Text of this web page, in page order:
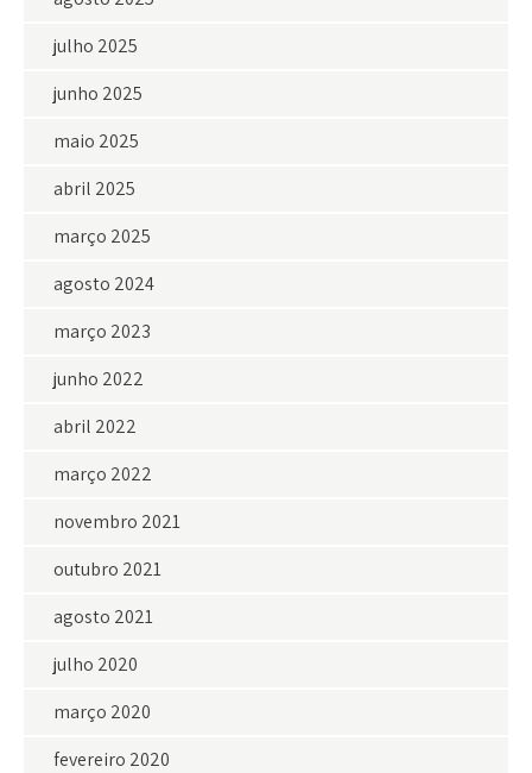
julho 2025
junho 2025
maio 2025
abril 2025
março 2025
agosto 2024
março 2023
junho 2022
abril 2022
março 2022
novembro 2021
outubro 2021
agosto 2021
julho 2020
março 2020
fevereiro 2020